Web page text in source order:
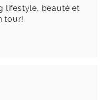
lifestyle, beauté et
tour!